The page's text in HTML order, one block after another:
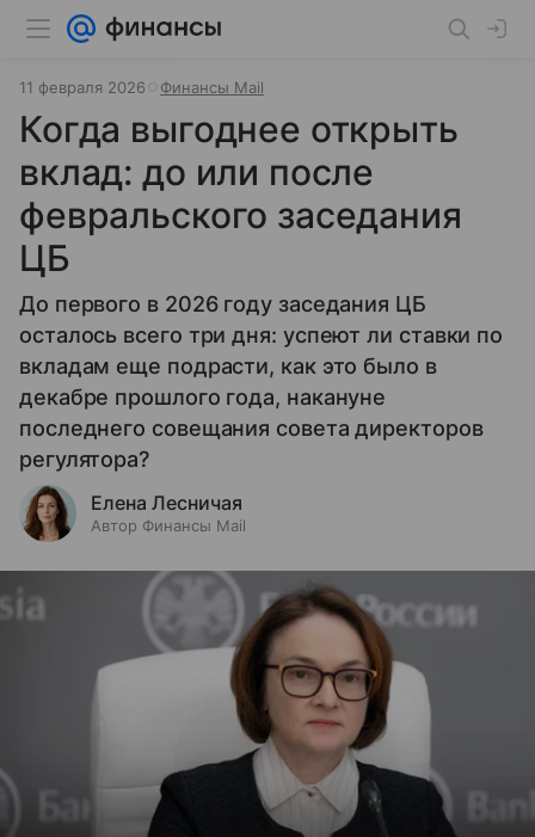
11 февраля 2026 Финансы Mail
Когда выгоднее открыть
вклад: до или после
февральского заседания
ЦБ
До первого в 2026 году заседания ЦБ
осталось всего три дня: успеют ли ставки по
вкладам еще подрасти, как это было в
декабре прошлого года, накануне
последнего совещания совета директоров
регулятора?
Елена Лесничая
Автор Финансы Mail